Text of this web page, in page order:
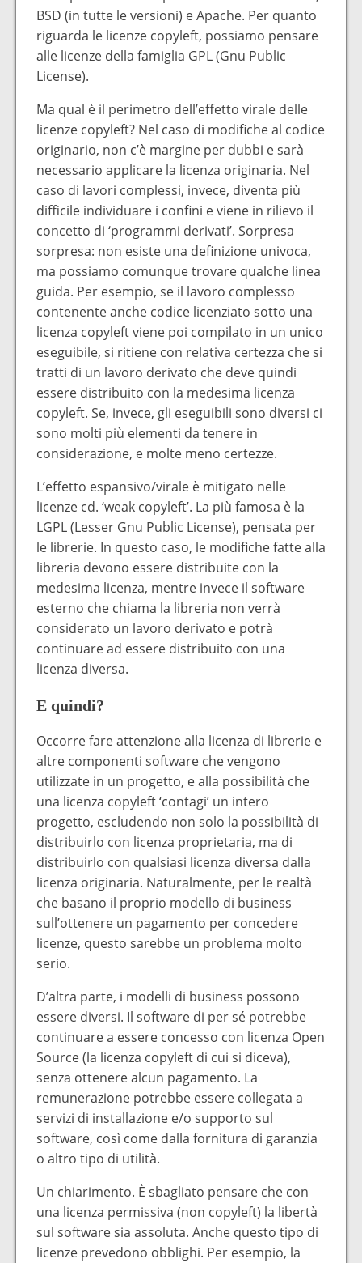
BSD (in tutte le versioni) e Apache. Per quanto
riguarda le licenze copyleft, possiamo pensare
alle licenze della famiglia GPL (Gnu Public
License).
Ma qual è il perimetro dell’effetto virale delle
licenze copyleft? Nel caso di modifiche al codice
originario, non c’è margine per dubbi e sarà
necessario applicare la licenza originaria. Nel
caso di lavori complessi, invece, diventa più
difficile individuare i confini e viene in rilievo il
concetto di ‘programmi derivati’. Sorpresa
sorpresa: non esiste una definizione univoca,
ma possiamo comunque trovare qualche linea
guida. Per esempio, se il lavoro complesso
contenente anche codice licenziato sotto una
licenza copyleft viene poi compilato in un unico
eseguibile, si ritiene con relativa certezza che si
tratti di un lavoro derivato che deve quindi
essere distribuito con la medesima licenza
copyleft. Se, invece, gli eseguibili sono diversi ci
sono molti più elementi da tenere in
considerazione, e molte meno certezze.
L’effetto espansivo/virale è mitigato nelle
licenze cd. ‘weak copyleft’. La più famosa è la
LGPL (Lesser Gnu Public License), pensata per
le librerie. In questo caso, le modifiche fatte alla
libreria devono essere distribuite con la
medesima licenza, mentre invece il software
esterno che chiama la libreria non verrà
considerato un lavoro derivato e potrà
continuare ad essere distribuito con una
licenza diversa.
E quindi?
Occorre fare attenzione alla licenza di librerie e
altre componenti software che vengono
utilizzate in un progetto, e alla possibilità che
una licenza copyleft ‘contagi’ un intero
progetto, escludendo non solo la possibilità di
distribuirlo con licenza proprietaria, ma di
distribuirlo con qualsiasi licenza diversa dalla
licenza originaria. Naturalmente, per le realtà
che basano il proprio modello di business
sull’ottenere un pagamento per concedere
licenze, questo sarebbe un problema molto
serio.
D’altra parte, i modelli di business possono
essere diversi. Il software di per sé potrebbe
continuare a essere concesso con licenza Open
Source (la licenza copyleft di cui si diceva),
senza ottenere alcun pagamento. La
remunerazione potrebbe essere collegata a
servizi di installazione e/o supporto sul
software, così come dalla fornitura di garanzia
o altro tipo di utilità.
Un chiarimento. È sbagliato pensare che con
una licenza permissiva (non copyleft) la libertà
sul software sia assoluta. Anche questo tipo di
licenze prevedono obblighi. Per esempio, la